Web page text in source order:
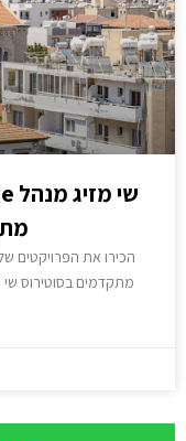
מתקדמים בסוטירוס שי